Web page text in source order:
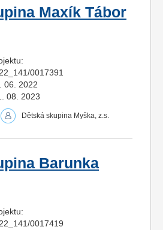
Maxík Tábor
0017391
06. 2022
08. 2023
Dětská skupina Myška, z.s.
Barunka
0017419